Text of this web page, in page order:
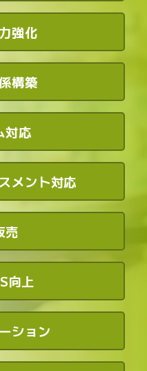
強化
構築
対応
メント対応
売
向上
ション